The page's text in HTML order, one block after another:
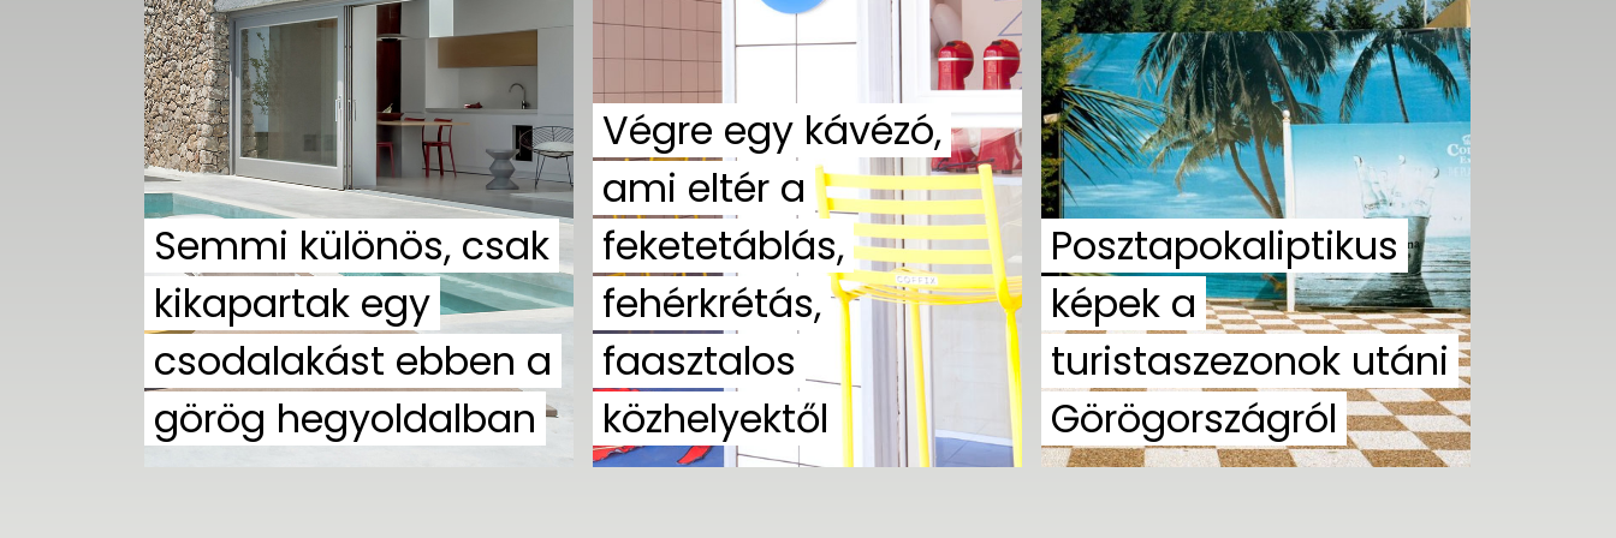
UTCA
ZENE
MÉDIAAJÁNLAT
IMPRESSZUM
PR-ARCHÍVUM
ADATKEZELÉSI
TÁJÉKOZTATÓ
Semmi különös, csak
kikapartak egy
csodalakást ebben a
görög hegyoldalban
Végre egy kávézó,
ami eltér a
feketetáblás,
fehérkrétás,
faasztalos
közhelyektől
Posztapokaliptikus
képek a
turistaszezonok utáni
Görögországról